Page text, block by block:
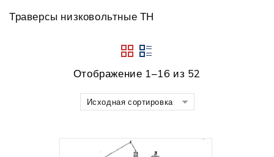
Траверсы низковольтные ТН
Отображение 1–16 из 52
Исходная сортировка